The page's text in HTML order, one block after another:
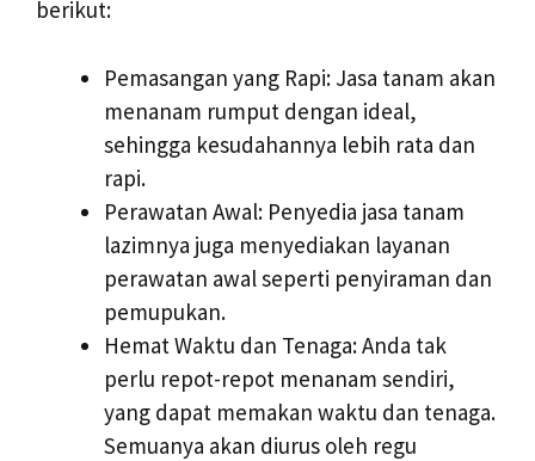
berikut:
Pemasangan yang Rapi: Jasa tanam akan
menanam rumput dengan ideal,
sehingga kesudahannya lebih rata dan
rapi.
Perawatan Awal: Penyedia jasa tanam
lazimnya juga menyediakan layanan
perawatan awal seperti penyiraman dan
pemupukan.
Hemat Waktu dan Tenaga: Anda tak
perlu repot-repot menanam sendiri,
yang dapat memakan waktu dan tenaga.
Semuanya akan diurus oleh regu